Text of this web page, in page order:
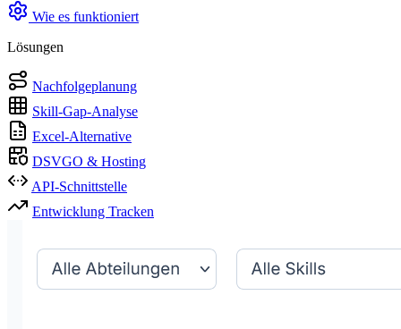
Wie es funktioniert
Lösungen
Nachfolgeplanung
Skill-Gap-Analyse
Excel-Alternative
DSVGO & Hosting
API-Schnittstelle
Entwicklung Tracken